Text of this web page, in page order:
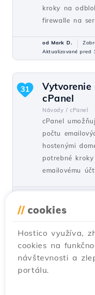
kroky na
firewalle na
od Mark D.
Aktualizované pred
Vytvorenie
cPanel
Návody / cPanel
cPanel
počtu
hostenými
potrebné
emailovému
31
od Cătălin A.
Pridanie
Návody /
Pridajte
27
// cookies
Hostico využíva,
cookies na
návštevnosti a
portálu.